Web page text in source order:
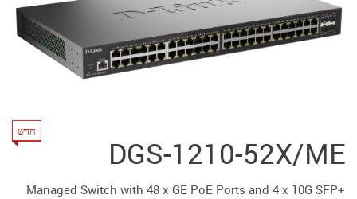
DGS-1210-52X/ME
חדש
Managed Switch with 48 x GE PoE Ports and 4 x 10G SFP+